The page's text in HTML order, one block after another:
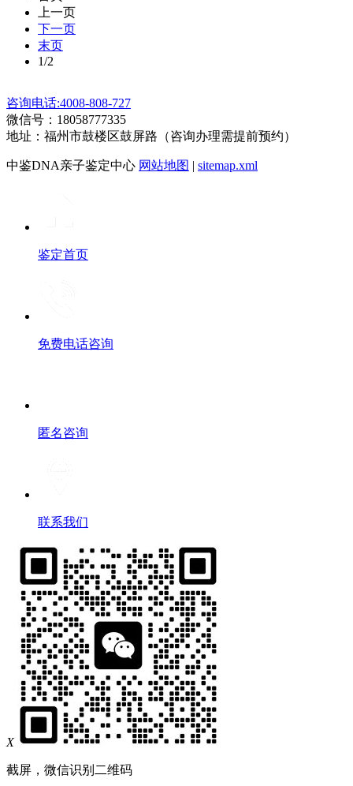
上一页
下一页
末页
1/2
咨询电话:4008-808-727
微信号：18058777335
地址：福州市鼓楼区鼓屏路（咨询办理需提前预约）
中鉴DNA亲子鉴定中心 网站地图 | sitemap.xml
鉴定首页
免费电话咨询
匿名咨询
联系我们
X
截屏，微信识别二维码